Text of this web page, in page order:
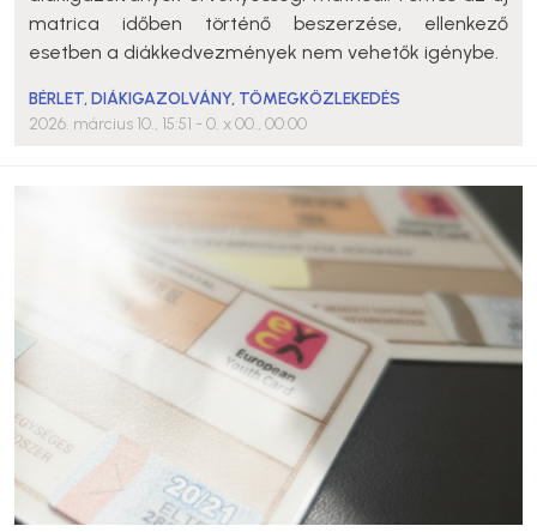
matrica időben történő beszerzése, ellenkező
esetben a diákkedvezmények nem vehetők igénybe.
BÉRLET,DIÁKIGAZOLVÁNY, TÖMEGKÖZLEKEDÉS
2026. március 10., 15:51 - 0. x 00., 00:00